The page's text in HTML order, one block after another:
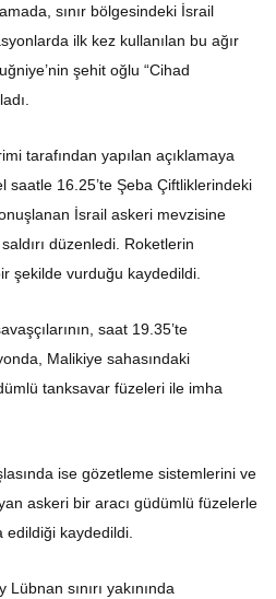
sınır bölgesindeki İsrail
ilk kez kullanılan bu ağır
şehit oğlu “Cihad
tarafından yapılan açıklamaya
saatle 16.25’te Şeba Çiftliklerindeki
İsrail askeri mevzisine
düzenledi. Roketlerin
şekilde vurduğu kaydedildi.
saat 19.35’te
Malikiye sahasındaki
tanksavar füzeleri ile imha
ise gözetleme sistemlerini ve
askeri bir aracı güdümlü füzelerle
edildiği kaydedildi.
sınırı yakınında